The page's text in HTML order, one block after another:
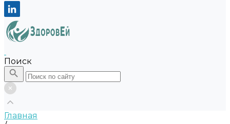
Поиск
Главная